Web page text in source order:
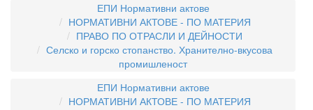
ЕПИ Нормативни актове
НОРМАТИВНИ АКТОВЕ - ПО МАТЕРИЯ
ПРАВО ПО ОТРАСЛИ И ДЕЙНОСТИ
Селско и горско стопанство. Хранително-вкусова
промишленост
ЕПИ Нормативни актове
НОРМАТИВНИ АКТОВЕ - ПО МАТЕРИЯ